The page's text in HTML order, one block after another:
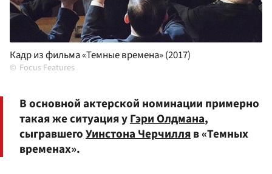
Кадр из фильма «Темные времена» (2017)
Focus Features
В основной актерской номинации примерно
такая же ситуация уГэри Олдмана,
сыгравшегоУинстона Черчилляв «Темных
временах».